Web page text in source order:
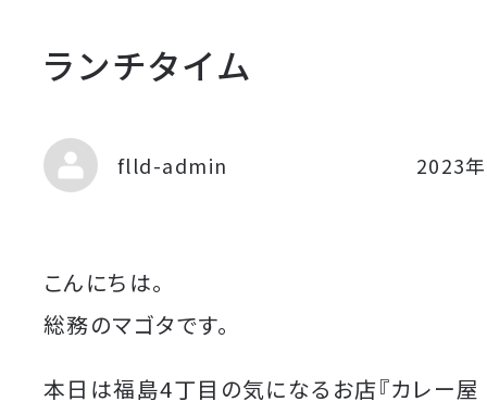
ランチタイム
2023
flld-admin
こんにちは。
総務のマゴタです。
本日は福島4丁目の気になるお店『カレー屋